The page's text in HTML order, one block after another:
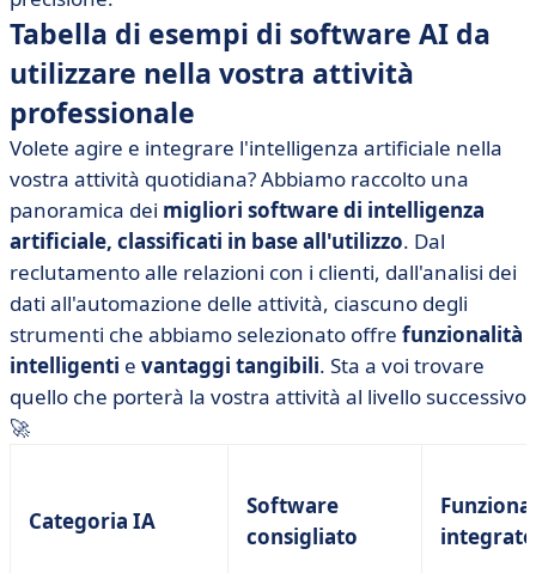
Tabella di esempi di software AI da
utilizzare nella vostra attività
professionale
Volete agire e integrare l'intelligenza artificiale nella
vostra attività quotidiana? Abbiamo raccolto una
panoramica dei migliori software di intelligenza
artificiale, classificati in base all'utilizzo. Dal
reclutamento alle relazioni con i clienti, dall'analisi dei
dati all'automazione delle attività, ciascuno degli
strumenti che abbiamo selezionato offre funzionalità
intelligenti e vantaggi tangibili. Sta a voi trovare
quello che porterà la vostra attività al livello successivo
🚀
Categoria IA
Software
consigliato
integrate